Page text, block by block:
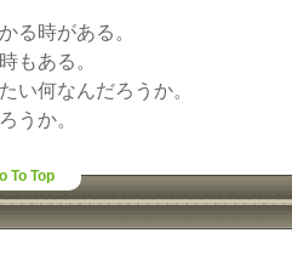
る時がある。
もある。
い何なんだろうか。
うか。
To Top